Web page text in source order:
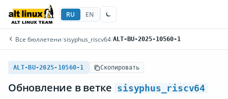
RU EN
Все бюллетени/sisyphus_riscv64/ALT-BU-2025-10560-1
ALT-BU-2025-10560-1 Скопировать
Обновление в ветке sisyphus_riscv64